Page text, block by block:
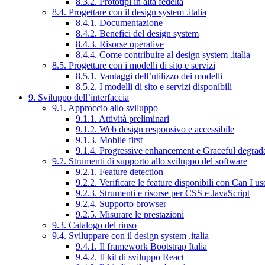
8.4. Progettare con il design system .italia
8.4.1. Documentazione
8.4.2. Benefici del design system
8.4.3. Risorse operative
8.4.4. Come contribuire al design system .italia
8.5. Progettare con i modelli di sito e servizi
8.5.1. Vantaggi dell’utilizzo dei modelli
8.5.2. I modelli di sito e servizi disponibili
9. Sviluppo dell’interfaccia
9.1. Approccio allo sviluppo
9.1.1. Attività preliminari
9.1.2. Web design responsivo e accessibile
9.1.3. Mobile first
9.1.4. Progressive enhancement e Graceful
9.2. Strumenti di supporto allo sviluppo del software
9.2.1. Feature detection
9.2.2. Verificare le feature disponibili con Can I
9.2.3. Strumenti e risorse per CSS e JavaScript
9.2.4. Supporto browser
9.2.5. Misurare le prestazioni
9.3. Catalogo del riuso
9.4. Sviluppare con il design system .italia
9.4.1. Il framework Bootstrap Italia
9.4.2. Il kit di sviluppo React